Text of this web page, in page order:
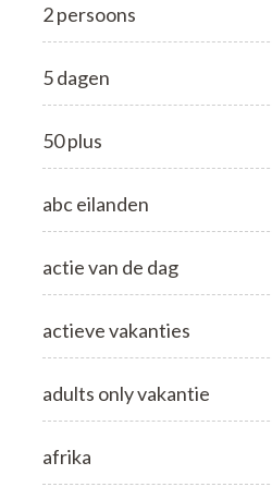
2 persoons
5 dagen
50 plus
abc eilanden
actie van de dag
actieve vakanties
adults only vakantie
afrika